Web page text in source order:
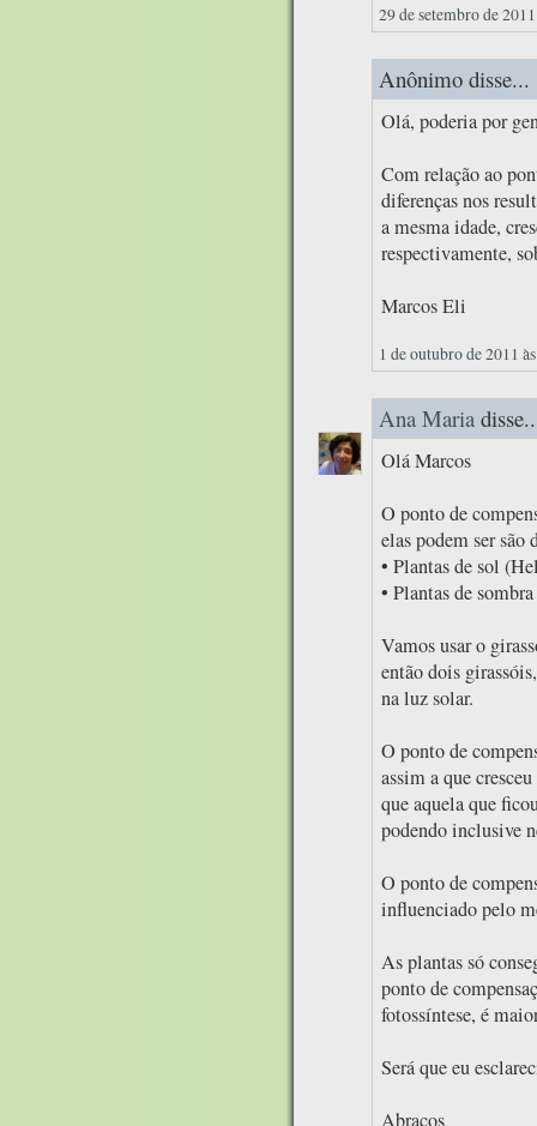
29 de setembro de
Anônimo disse...
Olá, poderia por
Com relação ao
diferenças nos
a mesma idade,
respectivamente,
Marcos Eli
1 de outubro de 2011
Ana Maria
Olá Marcos
O ponto de
elas podem ser
• Plantas de sol
• Plantas de
Vamos usar o
então dois
na luz solar.
O ponto de
assim a que
que aquela que
podendo inclusive
O ponto de
influenciado pelo
As plantas só
ponto de
fotossíntese, é
Será que eu
Abraços